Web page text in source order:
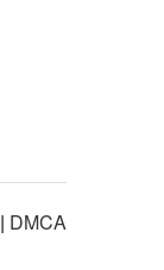
| DMCA